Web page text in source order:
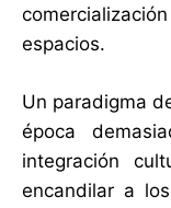
espacios.
Un paradigma
época
integración
encandilar a